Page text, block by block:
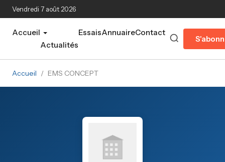
Aller au contenu principal
Vendredi 7 août 2026
Accueil
Actualités
EssaisAnnuaireContact
Accueil / EMS CONCEPT